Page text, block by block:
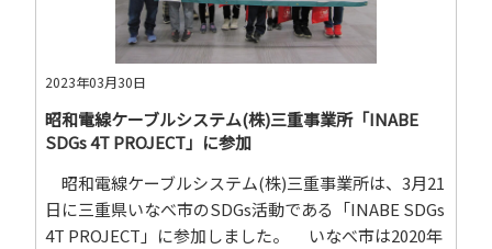
2023年03月30日
昭和電線ケーブルシステム(株)三重事業所「INABE
SDGs 4T PROJECT」に参加
昭和電線ケーブルシステム(株)三重事業所は、3月21
日に三重県いなべ市のSDGs活動である「INABE SDGs
4T PROJECT」に参加しました。 いなべ市は2020年